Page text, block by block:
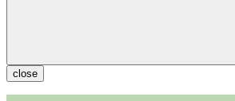
close